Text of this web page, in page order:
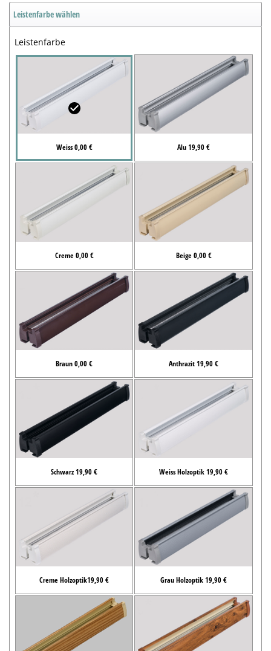
Leistenfarbe wählen
Leistenfarbe
Weiss 0,00 € Alu 19,90 €
Creme 0,00 € Beige 0,00 €
Braun 0,00 € Anthrazit 19,90 €
Schwarz 19,90 € Weiss Holzoptik 19,90 €
Creme Holzoptik19,90 € Grau Holzoptik 19,90 €